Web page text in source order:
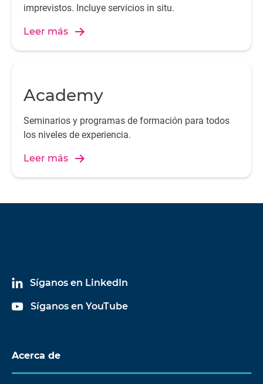
imprevistos. Incluye servicios in situ.
Leer más
Academy
Seminarios y programas de formación para todos
los niveles de experiencia.
Leer más
Síganos en LinkedIn
Síganos en YouTube
Acerca de